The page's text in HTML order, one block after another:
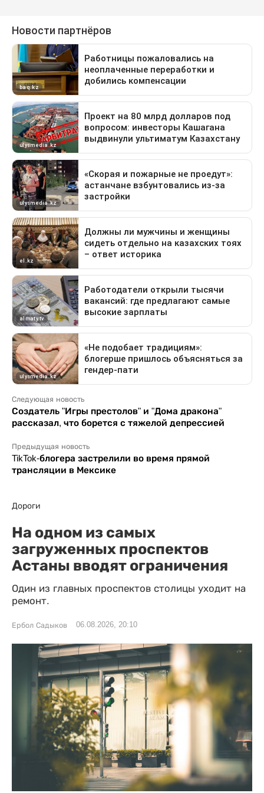
Следующая новость
Создатель "Игры престолов" и "Дома дракона"
рассказал, что борется с тяжелой депрессией
Предыдущая новость
TikTok-блогера застрелили во время прямой
трансляции в Мексике
Дороги
На одном из самых
загруженных проспектов
Астаны вводят ограничения
Один из главных проспектов столицы уходит на
ремонт.
Ербол Садыков 06.08.2026, 20:10